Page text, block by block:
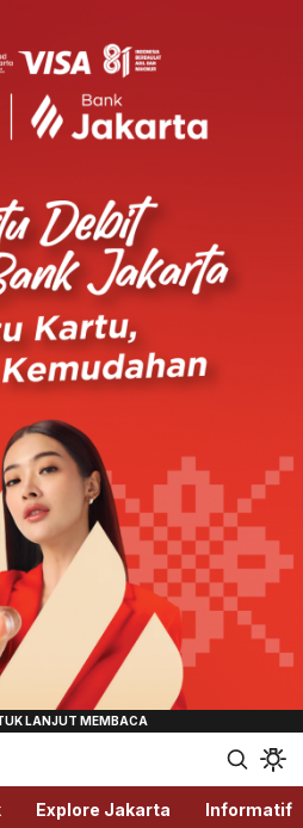
Ada Disini!
Explore Jakarta Informatif